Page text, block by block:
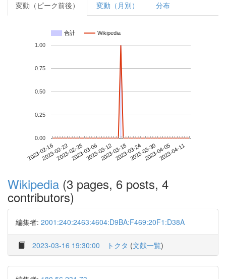
変動（ピーク前後） 変動（月別） 分布
合計 Wikipedia
2023-02-162023-02-222023-02-282023-03-062023-03-122023-03-182023-03-242023-03-302023-04-052023-04-11
0.00
0.25
0.50
0.75
1.00
Wikipedia (3 pages, 6 posts, 4
contributors)
編集者: 2001:240:2463:4604:D9BA:F469:20F1:D38A
2023-03-16 19:30:00 トクタ (文献一覧)